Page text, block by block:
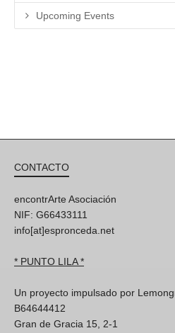
Upcoming Events
CONTACTO
encontrArte Asociación
NIF: G66433111
info[at]espronceda.net
* PUNTO LILA *
Un proyecto impulsado por
B64644412
Gran de Gracia 15, 2-1